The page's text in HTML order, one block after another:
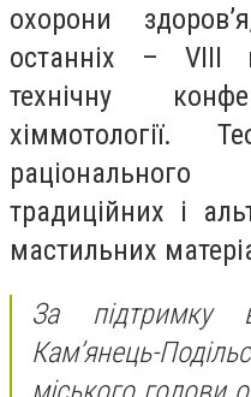
охорони
останніх – VIII
технічну
хіммотології.
традиційних і
мастильних
За підтримку
Кам’янець-